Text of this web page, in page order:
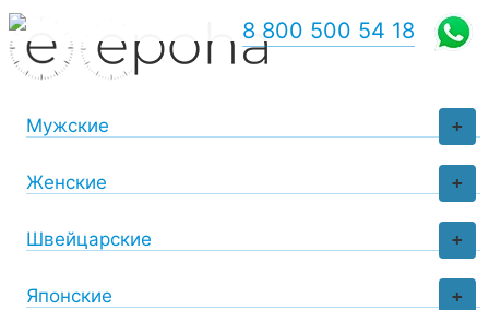
+
Мужские
+
Женские
+
Швейцарские
+
Японские
8 800 500 54 18